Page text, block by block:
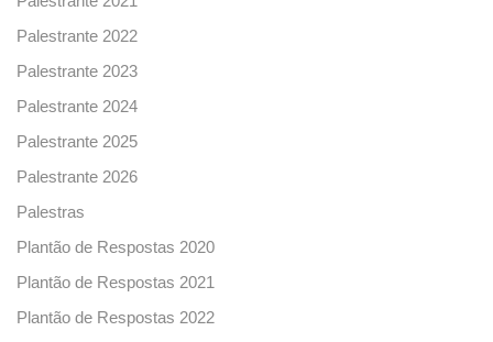
Palestrante 2022
Palestrante 2023
Palestrante 2024
Palestrante 2025
Palestrante 2026
Palestras
Plantão de Respostas 2020
Plantão de Respostas 2021
Plantão de Respostas 2022